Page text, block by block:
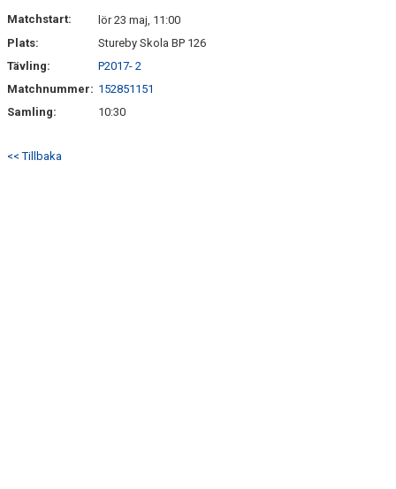
TRUPPEN
DOKUMENT
KONTAKT
Matchstart:
lör 23 maj, 11:00
Plats:
Stureby Skola BP 126
Tävling:
P2017- 2
Matchnummer: 152851151
Samling:
10:30
<< Tillbaka